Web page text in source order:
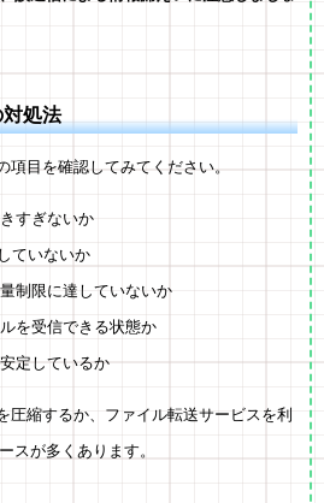
処法
項目を確認してみてください。
すぎないか
ていないか
制限に達していないか
を受信できる状態か
定しているか
圧縮するか、ファイル転送サービスを利
スが多くあります。